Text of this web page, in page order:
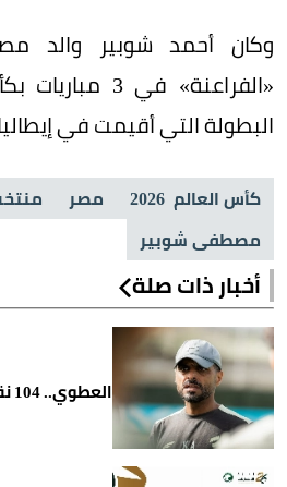
وكان أحمد شوبير والد
البطولة التي أقيمت في
كأس العالم 2026 مصر
مصطفى شوبير
أخبار ذات صلة
العطوي.. 104 نقاط تسبق مهمة الفتح